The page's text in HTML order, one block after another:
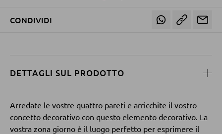
Poltrone relax
Poltrone TV
CONDIVIDI
DETTAGLI SUL PRODOTTO
Arredate le vostre quattro pareti e arricchite il vostro
concetto decorativo con questo elemento decorativo. La
vostra zona giorno è il luogo perfetto per esprimere il